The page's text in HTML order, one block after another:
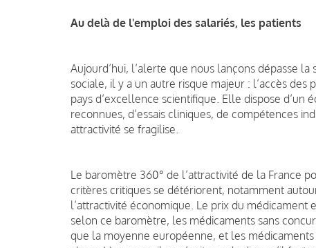
Au delà de l'emploi des salariés, les patients
Aujourd’hui, l’alerte que nous lançons dépasse
sociale, il y a un autre risque majeur : l’accès des
pays d’excellence scientifique. Elle dispose d’un
reconnues, d’essais cliniques, de compétences
attractivité se fragilise.
Le baromètre 360° de l’attractivité de la France
critères critiques se détériorent, notamment
l’attractivité économique. Le prix du
selon ce baromètre, les médicaments sans
que la moyenne européenne, et les